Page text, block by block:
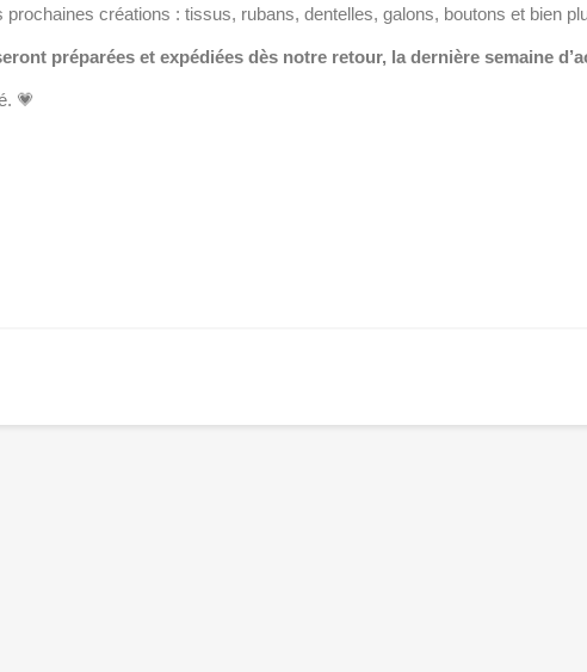
créations : tissus, rubans, dentelles, galons, boutons et bien
préparées et expédiées dès notre retour, la dernière semaine
💗